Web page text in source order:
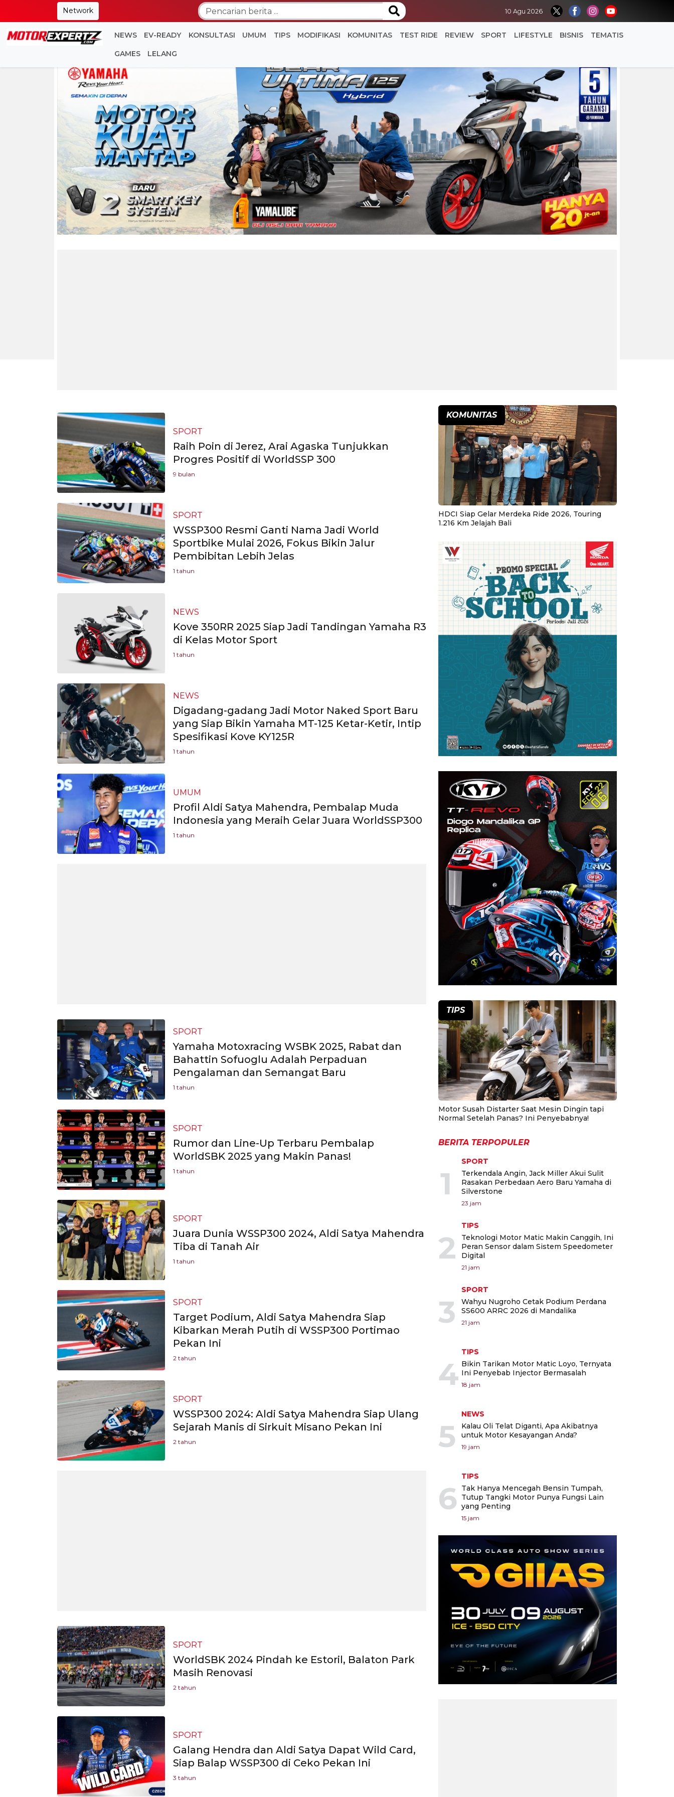
Network 10 Agu 2026
NEWS EV-READY KONSULTASI UMUM TIPS MODIFIKASI KOMUNITAS TEST RIDE REVIEW SPORT LIFESTYLE BISNIS TEMATIS
GAMES LELANG
SPORT
Raih Poin di Jerez, Arai Agaska Tunjukkan
Progres Positif di WorldSSP 300
9 bulan
SPORT
WSSP300 Resmi Ganti Nama Jadi World
Sportbike Mulai 2026, Fokus Bikin Jalur
Pembibitan Lebih Jelas
1 tahun
NEWS
Kove 350RR 2025 Siap Jadi Tandingan Yamaha R3
di Kelas Motor Sport
1 tahun
NEWS
Digadang-gadang Jadi Motor Naked Sport Baru
yang Siap Bikin Yamaha MT-125 Ketar-Ketir, Intip
Spesifikasi Kove KY125R
1 tahun
UMUM
Profil Aldi Satya Mahendra, Pembalap Muda
Indonesia yang Meraih Gelar Juara WorldSSP300
1 tahun
SPORT
Yamaha Motoxracing WSBK 2025, Rabat dan
Bahattin Sofuoglu Adalah Perpaduan
Pengalaman dan Semangat Baru
1 tahun
SPORT
Rumor dan Line-Up Terbaru Pembalap
WorldSBK 2025 yang Makin Panas!
1 tahun
SPORT
Juara Dunia WSSP300 2024, Aldi Satya Mahendra
Tiba di Tanah Air
1 tahun
SPORT
Target Podium, Aldi Satya Mahendra Siap
Kibarkan Merah Putih di WSSP300 Portimao
Pekan Ini
2 tahun
SPORT
WSSP300 2024: Aldi Satya Mahendra Siap Ulang
Sejarah Manis di Sirkuit Misano Pekan Ini
2 tahun
SPORT
WorldSBK 2024 Pindah ke Estoril, Balaton Park
Masih Renovasi
2 tahun
SPORT
Galang Hendra dan Aldi Satya Dapat Wild Card,
Siap Balap WSSP300 di Ceko Pekan Ini
3 tahun
KOMUNITAS
HDCI Siap Gelar Merdeka Ride 2026, Touring
1.216 Km Jelajah Bali
TIPS
Motor Susah Distarter Saat Mesin Dingin tapi
Normal Setelah Panas? Ini Penyebabnya!
BERITA TERPOPULER
1
SPORT
Terkendala Angin, Jack Miller Akui Sulit
Rasakan Perbedaan Aero Baru Yamaha di
Silverstone
23 jam
2
TIPS
Teknologi Motor Matic Makin Canggih, Ini
Peran Sensor dalam Sistem Speedometer
Digital
21 jam
3
SPORT
Wahyu Nugroho Cetak Podium Perdana
SS600 ARRC 2026 di Mandalika
21 jam
4
TIPS
Bikin Tarikan Motor Matic Loyo, Ternyata
Ini Penyebab Injector Bermasalah
18 jam
5
NEWS
Kalau Oli Telat Diganti, Apa Akibatnya
untuk Motor Kesayangan Anda?
19 jam
6
TIPS
Tak Hanya Mencegah Bensin Tumpah,
Tutup Tangki Motor Punya Fungsi Lain
yang Penting
15 jam